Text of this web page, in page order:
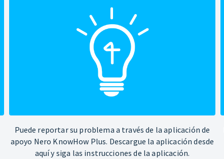
Puede reportar su problema a través de la aplicación de
apoyo Nero KnowHow Plus. Descargue la aplicación desde
aquí y siga las instrucciones de la aplicación.